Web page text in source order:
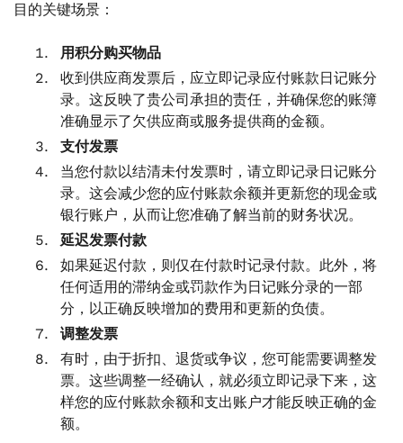
目的关键场景：
用积分购买物品
收到供应商发票后，应立即记录应付账款日记账分
录。这反映了贵公司承担的责任，并确保您的账簿
准确显示了欠供应商或服务提供商的金额。
支付发票
当您付款以结清未付发票时，请立即记录日记账分
录。这会减少您的应付账款余额并更新您的现金或
银行账户，从而让您准确了解当前的财务状况。
延迟发票付款
如果延迟付款，则仅在付款时记录付款。此外，将
任何适用的滞纳金或罚款作为日记账分录的一部
分，以正确反映增加的费用和更新的负债。
调整发票
有时，由于折扣、退货或争议，您可能需要调整发
票。这些调整一经确认，就必须立即记录下来，这
样您的应付账款余额和支出账户才能反映正确的金
额。